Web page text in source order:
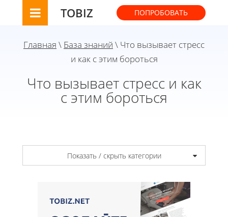
TOBIZ ПОПРОБОВАТЬ
Главная \ База знаний \ Что вызывает стресс
и как с этим бороться
Что вызывает стресс и как
с этим бороться
Показать / скрыть категории